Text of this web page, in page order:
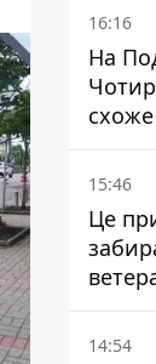
16:16
На
15:46
Це
рибу
14:54